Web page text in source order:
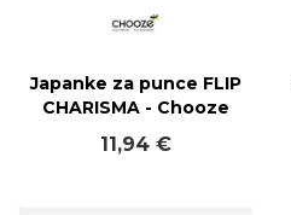
Japanke za punce FLIP
CHARISMA - Chooze
11,94 €